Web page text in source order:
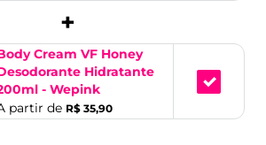
+
Cream VF Honey
Hidratante
- Wepink
partir de R$ 35,90